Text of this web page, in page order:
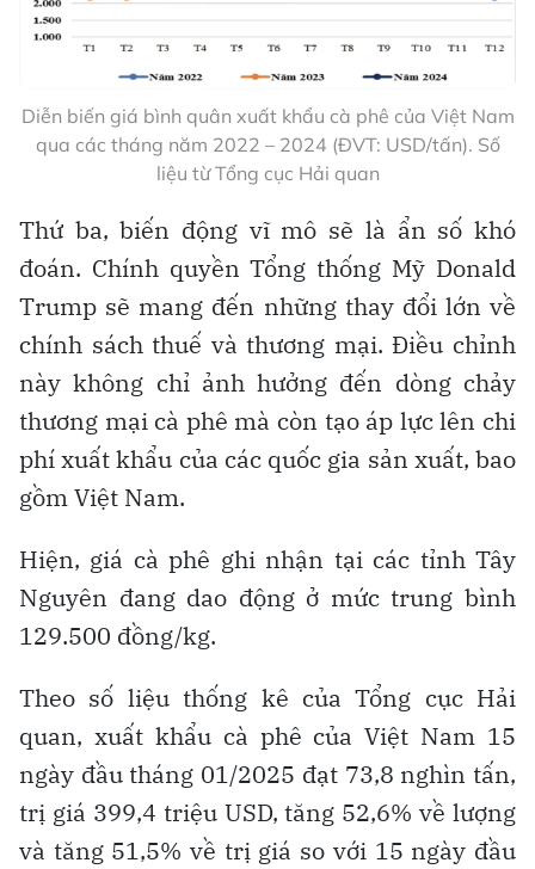
Diễn biến giá bình quân xuất khẩu cà phê của Việt Nam
qua các tháng năm 2022 – 2024 (ĐVT: USD/tấn). Số
liệu từ Tổng cục Hải quan
Thứ ba, biến động vĩ mô sẽ là ẩn số khó
đoán. Chính quyền Tổng thống Mỹ Donald
Trump sẽ mang đến những thay đổi lớn về
chính sách thuế và thương mại. Điều chỉnh
này không chỉ ảnh hưởng đến dòng chảy
thương mại cà phê mà còn tạo áp lực lên chi
phí xuất khẩu của các quốc gia sản xuất, bao
gồm Việt Nam.
Hiện, giá cà phê ghi nhận tại các tỉnh Tây
Nguyên đang dao động ở mức trung bình
129.500 đồng/kg.
Theo số liệu thống kê của Tổng cục Hải
quan, xuất khẩu cà phê của Việt Nam 15
ngày đầu tháng 01/2025 đạt 73,8 nghìn tấn,
trị giá 399,4 triệu USD, tăng 52,6% về lượng
và tăng 51,5% về trị giá so với 15 ngày đầu